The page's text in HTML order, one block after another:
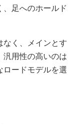
、足へのホールド
なく、メインとす
汎用性の高いのは
ロードモデルを選